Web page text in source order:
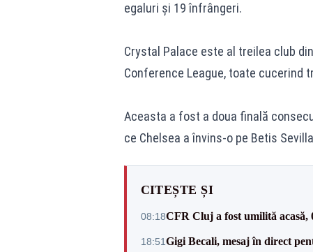
egaluri și 19 înfrângeri.
Crystal Palace este al treilea club
Conference League, toate cucerind
Aceasta a fost a doua finală
ce Chelsea a învins-o pe Betis
CITEȘTE ȘI
08:18CFR Cluj a fost umilită acasă,
18:51Gigi Becali, mesaj în direct